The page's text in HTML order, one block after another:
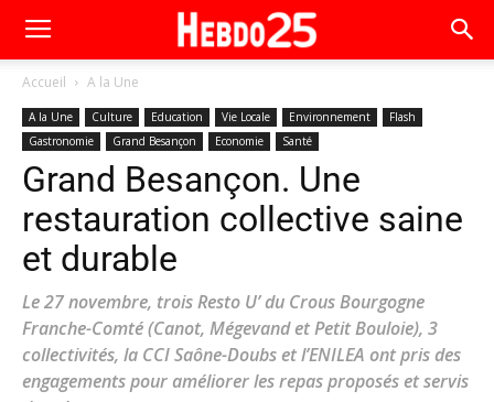
Accueil A la Une
A la Une Culture Education Vie Locale Environnement
Flash
Gastronomie
Grand Besançon Economie Santé
Grand Besançon. Une
restauration collective saine
et durable
Le 27 novembre, trois Resto U’ du Crous Bourgogne
Franche-Comté (Canot, Mégevand et Petit Bouloie), 3
collectivités, la CCI Saône-Doubs et l’ENILEA ont pris des
engagements pour améliorer les repas proposés et servis